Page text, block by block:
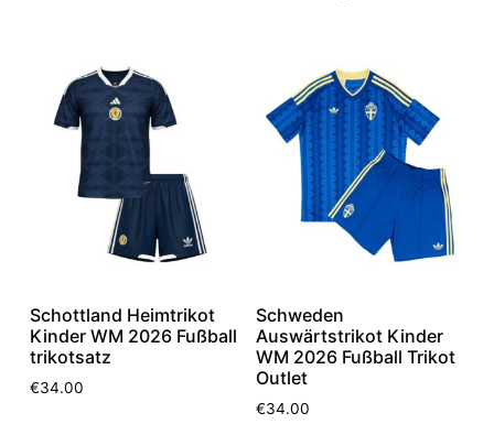
Schottland Heimtrikot
Kinder WM 2026 Fußball
trikotsatz
€34.00
Schweden
Auswärtstrikot Kinder
WM 2026 Fußball Trikot
Outlet
€34.00